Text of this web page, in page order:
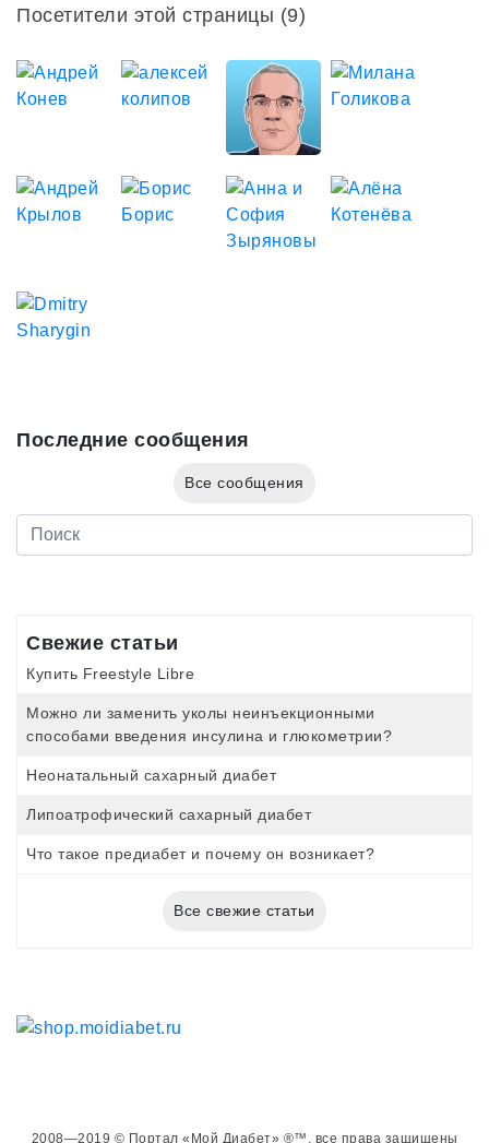
Посетители этой страницы (9)
Последние сообщения
Все сообщения
Свежие статьи
Купить Freestyle Libre
Можно ли заменить уколы неинъекционными
способами введения инсулина и глюкометрии?
Неонатальный сахарный диабет
Липоатрофический сахарный диабет
Что такое предиабет и почему он возникает?
Все свежие статьи
2008—2019 © Портал «Мой Диабет» ®™, все права защищены